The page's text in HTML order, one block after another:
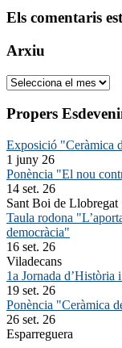
Els comentaris
Arxiu
Arxiu
Propers
Exposició "Ceràmica
1 juny 26
Ponència "El nou
14 set. 26
Sant Boi de Llobregat
Taula rodona
democràcia"
16 set. 26
Viladecans
1a Jornada
19 set. 26
Ponència "Ceràmica
26 set. 26
Esparreguera